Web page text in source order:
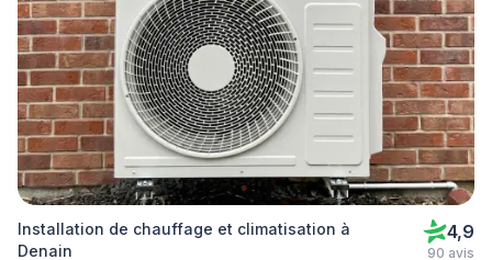
Installation de chauffage et climatisation à
Denain
4,9
90 avis